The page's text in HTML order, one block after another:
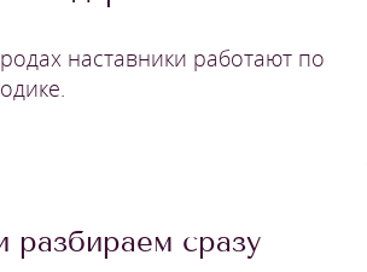
наставники работают по
сразу